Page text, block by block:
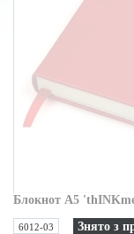
Блокнот A5
6012-03 Знято з